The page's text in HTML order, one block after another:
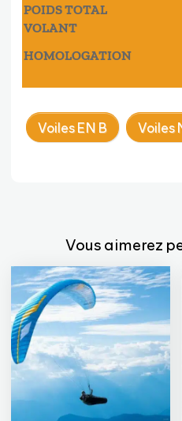
POIDS TOTAL
VOLANT
HOMOLOGATION
Voiles EN B Voiles
Vous aimerez